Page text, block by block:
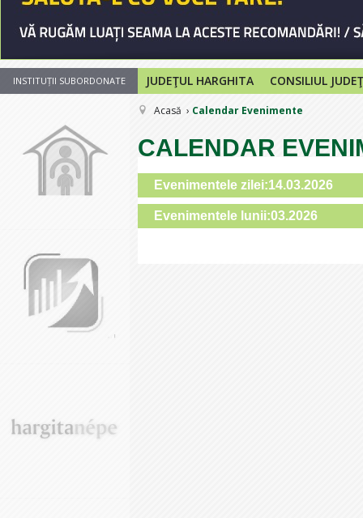
12
INSTITUȚII SUBORDONATE JUDEŢUL HARGHITA CONSILIUL
Acasă Calendar Evenimente
CALENDAR
Evenimentele zilei:14.03.2026
Evenimentele lunii:03.2026